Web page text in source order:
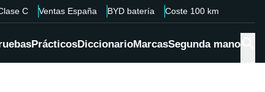
C Ventas España BYD batería Coste 100 km
PrácticosDiccionarioMarcasSegunda mano